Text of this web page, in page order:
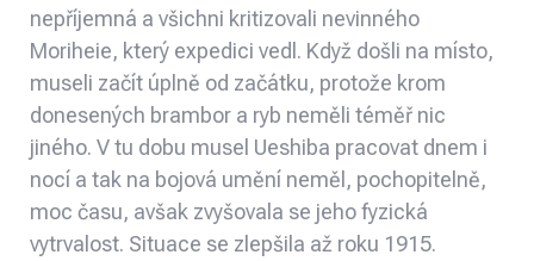
nepříjemná a všichni kritizovali nevinného
Moriheie, který expedici vedl. Když došli na místo,
museli začít úplně od začátku, protože krom
donesených brambor a ryb neměli téměř nic
jiného. V tu dobu musel Ueshiba pracovat dnem i
nocí a tak na bojová umění neměl, pochopitelně,
moc času, avšak zvyšovala se jeho fyzická
vytrvalost. Situace se zlepšila až roku 1915.